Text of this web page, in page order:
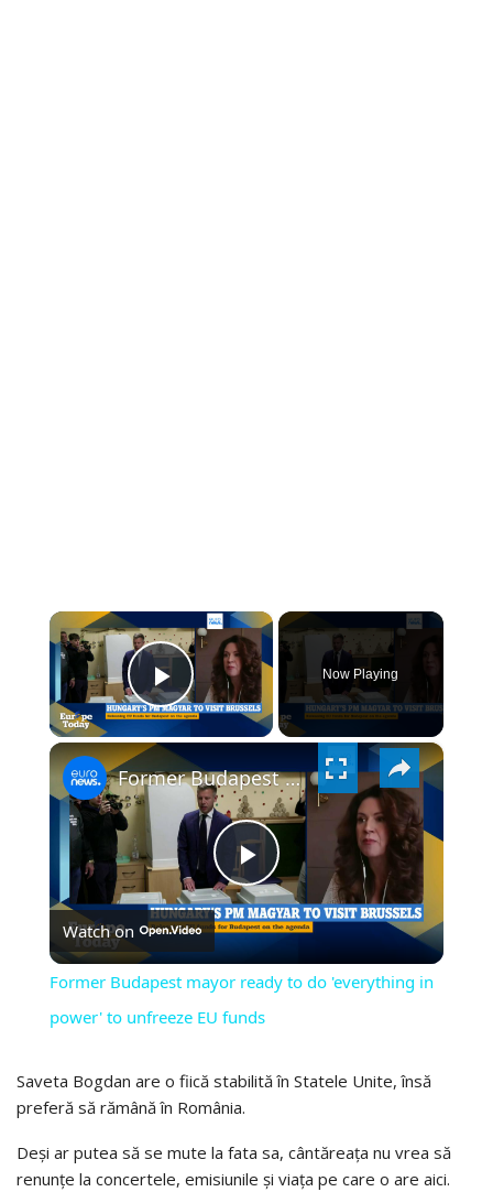
×
PLAY
VIDEO
Now Playing
×
PLAY
VIDEO
Former Budapest mayor ready to do 'everything in power' to unfreeze EU funds
Watch on
Former Budapest mayor ready to do 'everything in
power' to unfreeze EU funds
Saveta Bogdan are o fiică stabilită în Statele Unite, însă
preferă să rămână în România.
Deși ar putea să se mute la fata sa, cântăreața nu vrea să
renunțe la concertele, emisiunile și viața pe care o are aici.